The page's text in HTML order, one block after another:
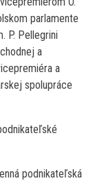
parlamente
P. Pellegrini
a
a
spolupráce
podnikateľská